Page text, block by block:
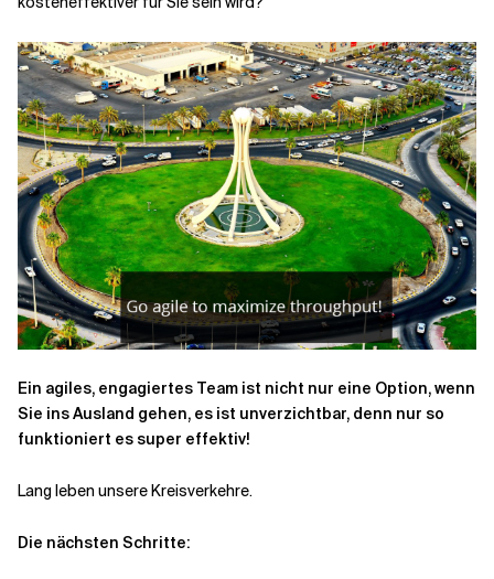
Ein agiles, engagiertes Team ist nicht nur eine Option, wenn
Sie ins Ausland gehen, es ist unverzichtbar, denn nur so
funktioniert es super effektiv!
Lang leben unsere Kreisverkehre.
Die nächsten Schritte: